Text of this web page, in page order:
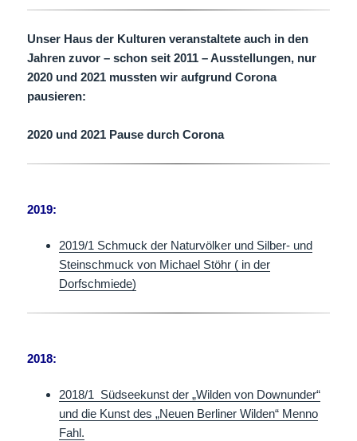
Unser Haus der Kulturen veranstaltete auch in den
Jahren zuvor – schon seit 2011 – Ausstellungen, nur
2020 und 2021 mussten wir aufgrund Corona
pausieren:
2020 und 2021 Pause durch Corona
2019:
2019/1 Schmuck der Naturvölker und Silber- und
Steinschmuck von Michael Stöhr ( in der
Dorfschmiede)
2018:
2018/1 Südseekunst der „Wilden von Downunder“
und die Kunst des „Neuen Berliner Wilden“ Menno
Fahl.